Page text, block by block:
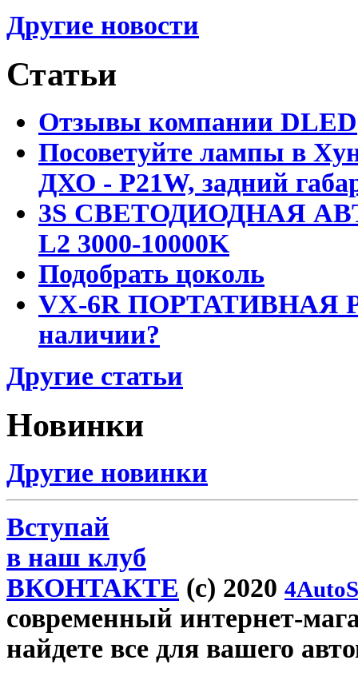
Другие новости
Статьи
Отзывы компании DLED
Посоветуйте лампы в
ДХО - P21W, задний
3S СВЕТОДИОДНАЯ
L2 3000-10000K
Подобрать цоколь
VX-6R ПОРТАТИВНАЯ
наличии?
Другие статьи
Новинки
Другие новинки
Вступай
в наш клуб
ВКОНТАКТЕ (c) 2020
современный интернет-
найдете все для вашего